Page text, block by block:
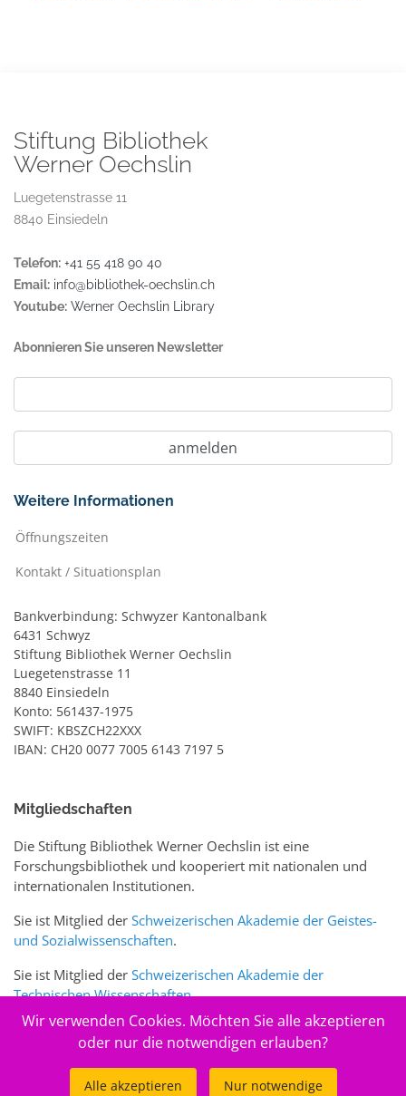
Stiftung Bibliothek
Werner Oechslin
Luegetenstrasse 11
8840 Einsiedeln
Telefon: +41 55 418 90 40
Email: info@bibliothek-oechslin.ch
Youtube: Werner Oechslin Library
Abonnieren Sie unseren Newsletter
Weitere Informationen
Öffnungszeiten
Kontakt / Situationsplan
Bankverbindung: Schwyzer Kantonalbank
6431 Schwyz
Stiftung Bibliothek Werner Oechslin
Luegetenstrasse 11
8840 Einsiedeln
Konto: 561437-1975
SWIFT: KBSZCH22XXX
IBAN: CH20 0077 7005 6143 7197 5
Mitgliedschaften
Die Stiftung Bibliothek Werner Oechslin ist eine
Forschungsbibliothek und kooperiert mit nationalen und
internationalen Institutionen.
Sie ist Mitglied der Schweizerischen Akademie der Geistes-
und Sozialwissenschaften.
Sie ist Mitglied der Schweizerischen Akademie der
Technischen Wissenschaften.
Sie ist zudem Mitglied des Schweizer Portalswww.sciences-
Wir verwenden Cookies. Möchten Sie alle akzeptieren
oder nur die notwendigen erlauben?
Alle akzeptieren Nur notwendige